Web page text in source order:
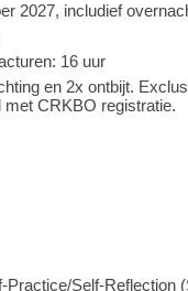
2027, includief
16 uur
en 2x ontbijt.
CRKBO registratie.
Self-